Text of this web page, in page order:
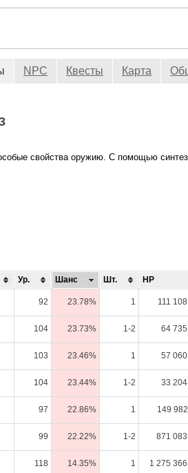
NPC Квесты Карта
свойства оружию. С помощью
Ур. Шанс Шт. HP
92 23.78% 1 111
104 23.73% 1-2 64
103 23.46% 1 57
104 23.44% 1-2 33
97 22.86% 1 149
99 22.22% 1-2 871
118 14.35% 1 1 275